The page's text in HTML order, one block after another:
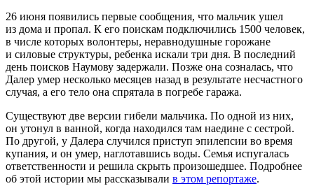
26 июня появились первые сообщения, что мальчик ушел
из дома и пропал. К его поискам подключились 1500 человек,
в числе которых волонтеры, неравнодушные горожане
и силовые структуры, ребенка искали три дня. В последний
день поисков Наумову задержали. Позже она созналась, что
Далер умер несколько месяцев назад в результате несчастного
случая, а его тело она спрятала в погребе гаража.
Существуют две версии гибели мальчика. По одной из них,
он утонул в ванной, когда находился там наедине с сестрой.
По другой, у Далера случился приступ эпилепсии во время
купания, и он умер, наглотавшись воды. Семья испугалась
ответственности и решила скрыть произошедшее. Подробнее
об этой истории мы рассказывали в этом репортаже.